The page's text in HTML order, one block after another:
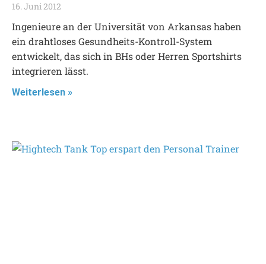
16. Juni 2012
Ingenieure an der Universität von Arkansas haben
ein drahtloses Gesundheits-Kontroll-System
entwickelt, das sich in BHs oder Herren Sportshirts
integrieren lässt.
Weiterlesen »